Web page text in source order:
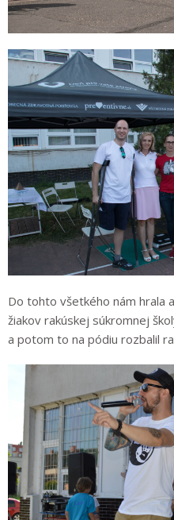
Do tohto všetkého nám hrala
žiakov rakúskej súkromnej
a potom to na pódiu rozbalil